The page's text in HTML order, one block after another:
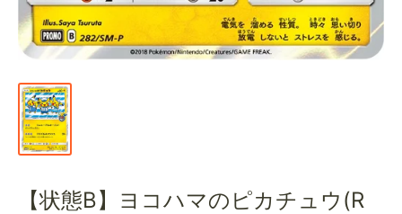
【状態B】ヨコハマのピカチュウ(R